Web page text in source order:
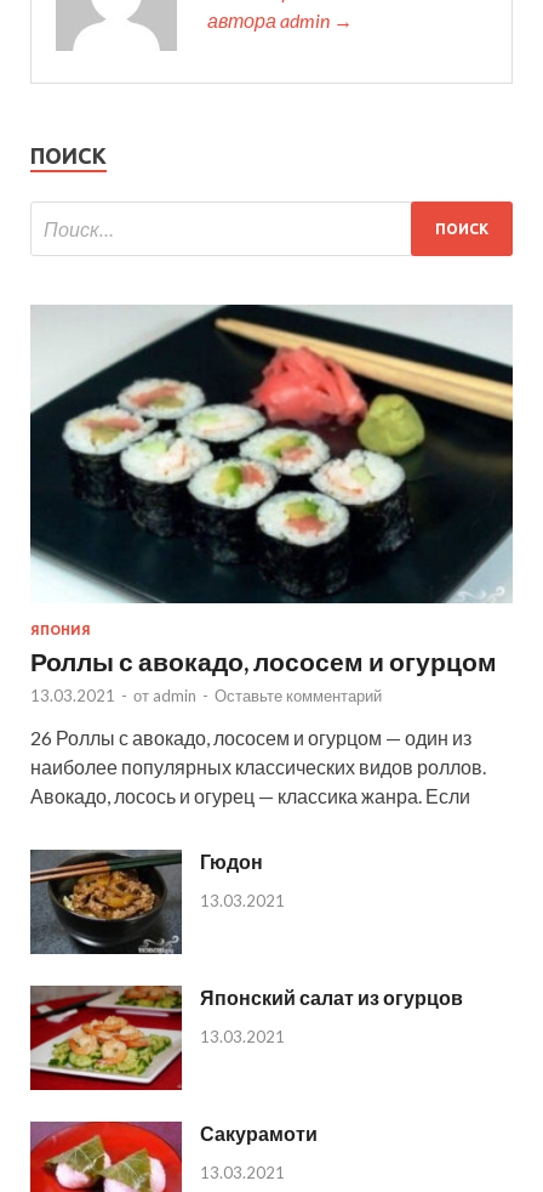
автора admin →
ПОИСК
ЯПОНИЯ
Роллы с авокадо, лососем и огурцом
13.03.2021 - от admin - Оставьте комментарий
26 Роллы с авокадо, лососем и огурцом — один из
наиболее популярных классических видов роллов.
Авокадо, лосось и огурец — классика жанра. Если
Гюдон
13.03.2021
Японский салат из огурцов
13.03.2021
Сакурамоти
13.03.2021